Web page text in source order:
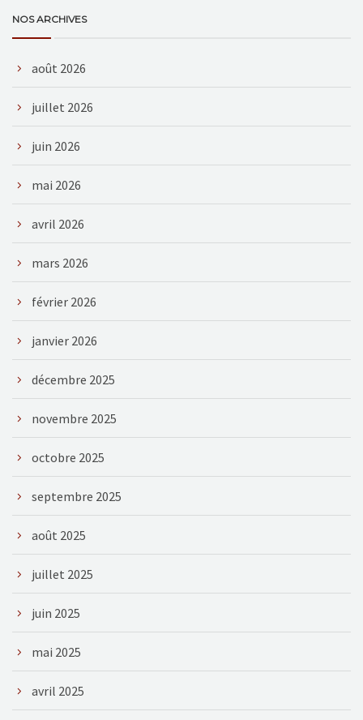
NOS ARCHIVES
août 2026
juillet 2026
juin 2026
mai 2026
avril 2026
mars 2026
février 2026
janvier 2026
décembre 2025
novembre 2025
octobre 2025
septembre 2025
août 2025
juillet 2025
juin 2025
mai 2025
avril 2025